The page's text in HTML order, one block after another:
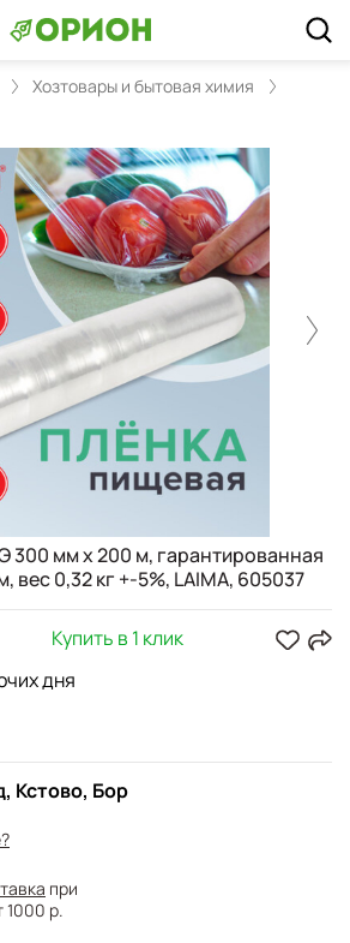
Хозтовары и бытовая химия
300 мм х 200 м, гарантированная
вес 0,32 кг +-5%, LAIMA, 605037
дня
Купить в 1 клик
Кстово, Бор
при
1000 р.